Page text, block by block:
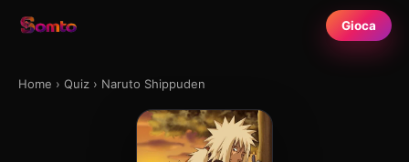
Gioca
Home › Quiz › Naruto Shippuden